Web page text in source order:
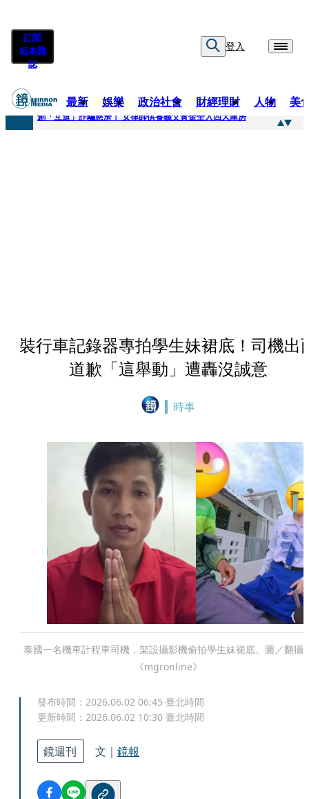
訂閱
紙本雜
誌
登入
最新 娛樂 政治社會 財經理財 人物 美
快訊
創「互道」詐騙慈濟！ 女律師供養義父黃金全入四大庫房
裝行車記錄器專拍學生妹裙底！司機出
道歉「這舉動」遭轟沒誠意
時事
泰國一名機車計程車司機，架設攝影機偷拍學生妹裙底。圖／翻攝
《mgronline》
發布時間： 2026.06.02 06:45 臺北時間
更新時間： 2026.06.02 10:30 臺北時間
鏡週刊 文｜ 鏡報